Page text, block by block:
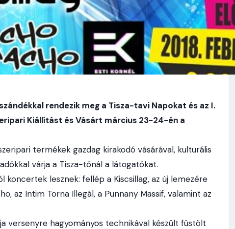
rendezik meg a Tisza-tavi Napokat és az I.
Kiállítást és Vásárt március 23-24-én a
termékek gazdag kirakodó vásárával, kulturális
várja a Tisza-tónál a látogatókat.
lesznek: fellép a Kiscsillag, az új lemezére
az Intim Torna Illegál, a Punnany Massif, valamint az
versenyre hagyományos technikával készült füstölt